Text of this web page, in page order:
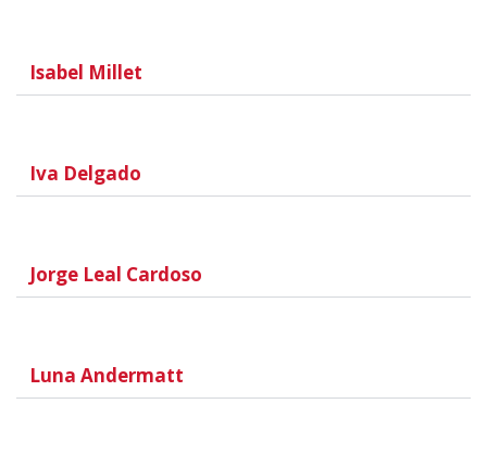
Isabel Millet
Iva Delgado
Jorge Leal Cardoso
Luna Andermatt